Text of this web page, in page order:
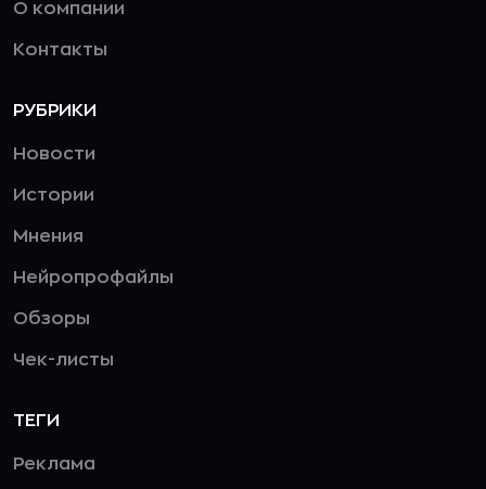
О компании
Контакты
РУБРИКИ
Новости
Истории
Мнения
Нейропрофайлы
Обзоры
Чек-листы
ТЕГИ
Реклама